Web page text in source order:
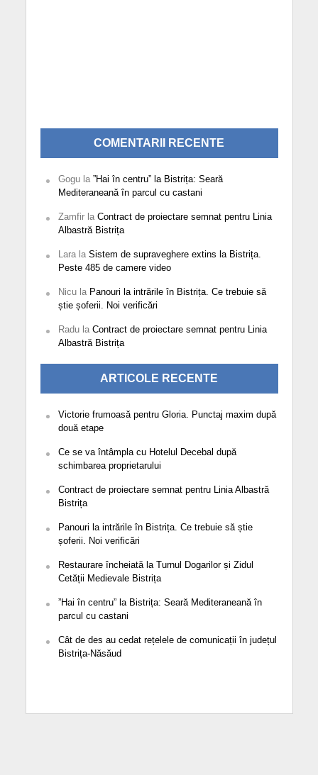
COMENTARII RECENTE
Gogula ”Hai în centru” la Bistrița: Seară
Mediteraneană în parcul cu castani
Zamfirla Contract de proiectare semnat pentru Linia
Albastră Bistrița
Larala Sistem de supraveghere extins la Bistrița.
Peste 485 de camere video
Nicula Panouri la intrările în Bistrița. Ce trebuie să
știe șoferii. Noi verificări
Radula Contract de proiectare semnat pentru Linia
Albastră Bistrița
ARTICOLE RECENTE
Victorie frumoasă pentru Gloria. Punctaj maxim după
două etape
Ce se va întâmpla cu Hotelul Decebal după
schimbarea proprietarului
Contract de proiectare semnat pentru Linia Albastră
Bistrița
Panouri la intrările în Bistrița. Ce trebuie să știe
șoferii. Noi verificări
Restaurare încheiată la Turnul Dogarilor și Zidul
Cetății Medievale Bistrița
”Hai în centru” la Bistrița: Seară Mediteraneană în
parcul cu castani
Cât de des au cedat rețelele de comunicații în județul
Bistrița-Năsăud